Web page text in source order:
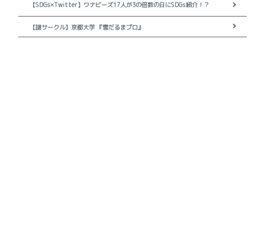
【SDGs×Twitter】ワナビーズ17人が3の倍数の日にSDGs紹介！？
【謎サークル】京都大学 『雪だるまプロ』